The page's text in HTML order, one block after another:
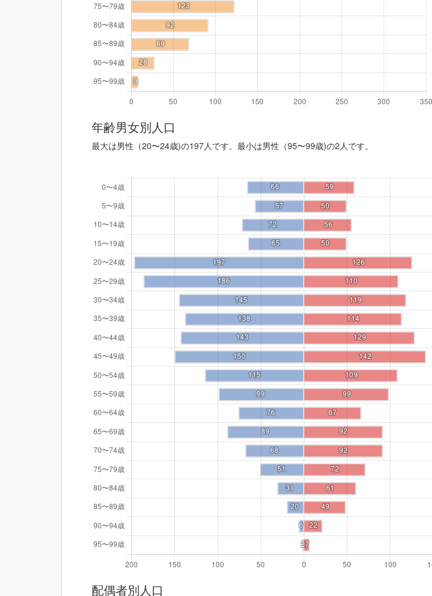
年齢男女別人口
最大は男性（20〜24歳)の197人です。最小は男性（95〜99歳)の2人です。
配偶者別人口